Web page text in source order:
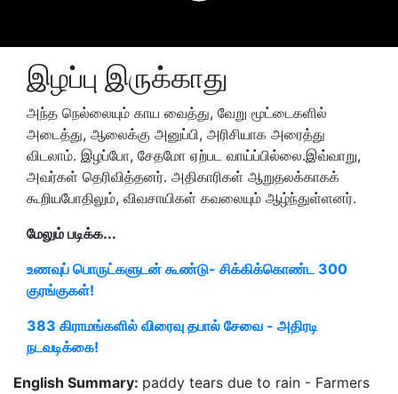
இழப்பு இருக்காது
அந்த நெல்லையும் காய வைத்து, வேறு மூட்டைகளில்
அடைத்து, ஆலைக்கு அனுப்பி, அரிசியாக அரைத்து
விடலாம். இழப்போ, சேதமோ ஏற்பட வாய்ப்பில்லை.இவ்வாறு,
அவர்கள் தெரிவித்தனர். அதிகாரிகள் ஆறுதலக்காகக்
கூறியபோதிலும், விவசாயிகள் கவலையும் ஆழ்ந்துள்ளனர்.
மேலும் படிக்க...
உணவுப் பொருட்களுடன் கூண்டு- சிக்கிக்கொண்ட 300
குரங்குகள்!
383 கிராமங்களில் விரைவு தபால் சேவை - அதிரடி
நடவடிக்கை!
English Summary: paddy tears due to rain - Farmers